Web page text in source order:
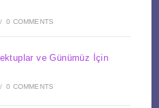
/ 0 COMMENTS
ve Günümüz İçin
/ 0 COMMENTS